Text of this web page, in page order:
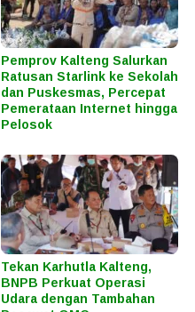
Pemprov Kalteng Salurkan
Ratusan Starlink ke Sekolah
dan Puskesmas, Percepat
Pemerataan Internet hingga
Pelosok
Tekan Karhutla Kalteng,
BNPB Perkuat Operasi
Udara dengan Tambahan